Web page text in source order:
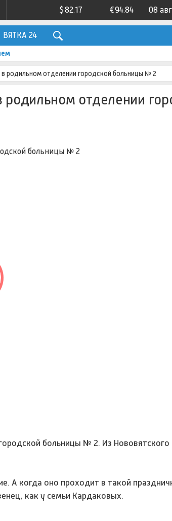
$82.17 €94.84 08
ВЯТКА 24
родильном отделении городской больницы № 2
отделении
больницы № 2. Из Нововятского
А когда оно проходит в такой
как у семьи Кардаковых.